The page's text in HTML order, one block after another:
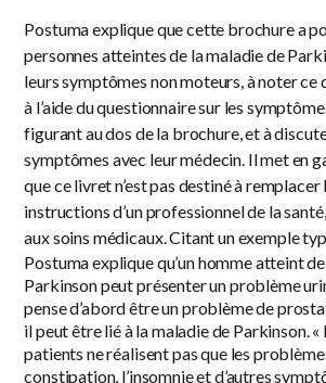
Postuma explique que cette brochure a
personnes atteintes de la maladie de
leurs symptômes non moteurs, à noter ce
à l’aide du questionnaire sur les
figurant au dos de la brochure, et à
symptômes avec leur médecin. Il met en
que ce livret n’est pas destiné à remplacer
instructions d’un professionnel de la
aux soins médicaux.Citant un exemple
Postuma explique qu’un homme atteint
Parkinson peut présenter un problème
pense d’abord être un problème de
il peut être lié à la maladie de Parkinson.
patients ne réalisent pas que les
constipation, l’insomnie et d’autres